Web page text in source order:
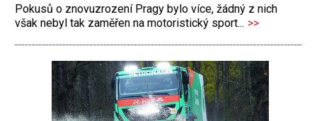
Pokusů o znovuzrození Pragy bylo více, žádný z nich
však nebyl tak zaměřen na motoristický sport... >>